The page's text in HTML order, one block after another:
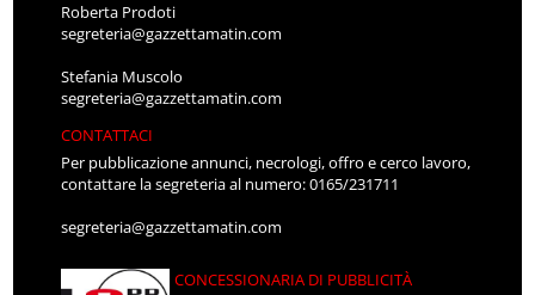
Roberta Prodoti
segreteria@gazzettamatin.com
Stefania Muscolo
segreteria@gazzettamatin.com
CONTATTACI
Per pubblicazione annunci, necrologi, offro e cerco lavoro,
contattare la segreteria al numero: 0165/231711
segreteria@gazzettamatin.com
CONCESSIONARIA DI PUBBLICITÀ